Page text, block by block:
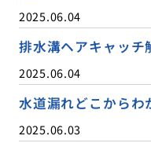
2025.06.04
排水溝ヘアキャッチ
2025.06.04
水道漏れどこからわ
2025.06.03